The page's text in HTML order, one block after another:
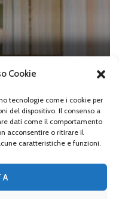
Cookie
tecnologie come i cookie per
del dispositivo. Il consenso a
dati come il comportamento
acconsentire o ritirare il
caratteristiche e funzioni.
II
un commento.